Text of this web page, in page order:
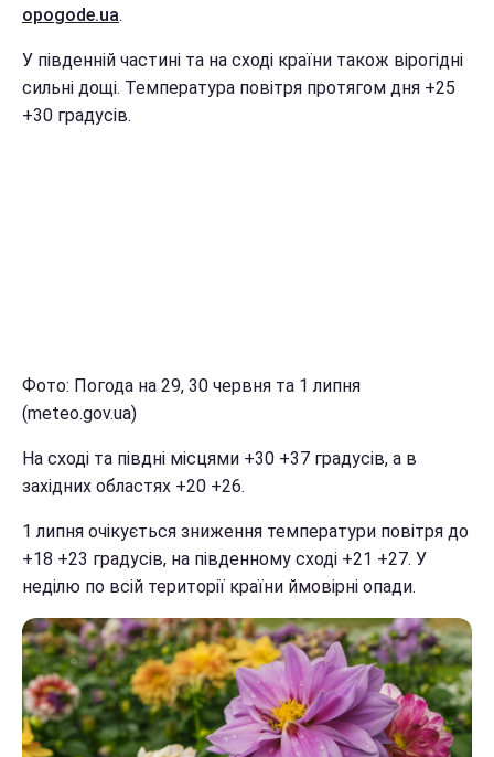
opogode.ua.
У південній частині та на сході країни також вірогідні
сильні дощі. Температура повітря протягом дня +25
+30 градусів.
Фото: Погода на 29, 30 червня та 1 липня
(meteo.gov.ua)
На сході та півдні місцями +30 +37 градусів, а в
західних областях +20 +26.
1 липня очікується зниження температури повітря до
+18 +23 градусів, на південному сході +21 +27. У
неділю по всій території країни ймовірні опади.